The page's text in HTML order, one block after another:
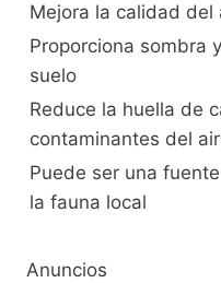
Mejora la calidad del
Proporciona sombra
suelo
Reduce la huella de
contaminantes del
Puede ser una
la fauna local
Anuncios